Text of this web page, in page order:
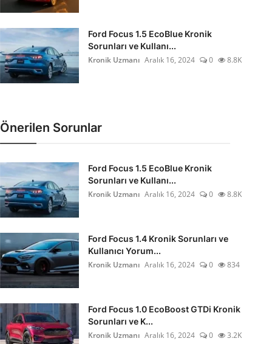
Ford Focus 1.5 EcoBlue Kronik
Sorunları ve Kullanı...
Kronik Uzmanı Aralık 16, 2024 0 8.8K
Önerilen Sorunlar
Ford Focus 1.5 EcoBlue Kronik
Sorunları ve Kullanı...
Kronik Uzmanı Aralık 16, 2024 0 8.8K
Ford Focus 1.4 Kronik Sorunları ve
Kullanıcı Yorum...
Kronik Uzmanı Aralık 16, 2024 0 834
Ford Focus 1.0 EcoBoost GTDi Kronik
Sorunları ve K...
Kronik Uzmanı Aralık 16, 2024 0 3.2K